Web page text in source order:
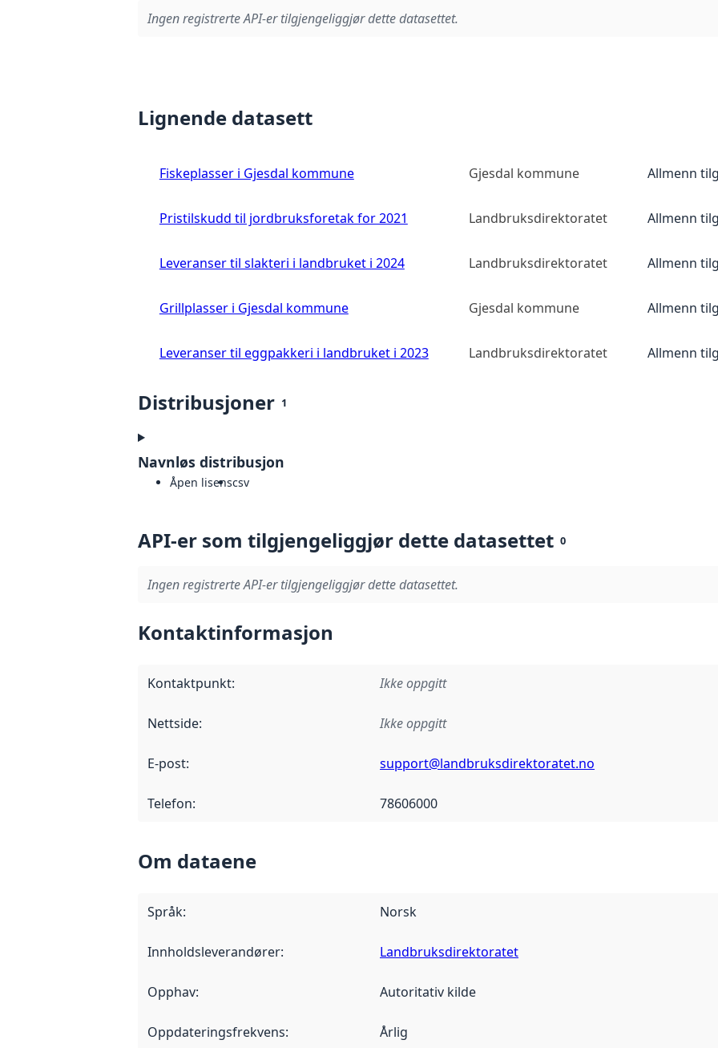
Ingen registrerte API-er tilgjengeliggjør dette datasettet.
Lignende datasett
Fiskeplasser i Gjesdal kommune Gjesdal kommune Allmenn
Pristilskudd til jordbruksforetak for 2021 Landbruksdirektoratet Allmenn
Leveranser til slakteri i landbruket i 2024 Landbruksdirektoratet Allmenn
Grillplasser i Gjesdal kommune Gjesdal kommune Allmenn
Leveranser til eggpakkeri i landbruket i 2023 Landbruksdirektoratet Allmenn
Distribusjoner 1
Navnløs distribusjon
Åpen lisenscsv
API-er som tilgjengeliggjør dette datasettet 0
Ingen registrerte API-er tilgjengeliggjør dette datasettet.
Kontaktinformasjon
Kontaktpunkt: Ikke oppgitt
Nettside: Ikke oppgitt
E-post: support@landbruksdirektoratet.no
Telefon: 78606000
Om dataene
Språk: Norsk
Innholdsleverandører: Landbruksdirektoratet
Opphav: Autoritativ kilde
Oppdateringsfrekvens: Årlig